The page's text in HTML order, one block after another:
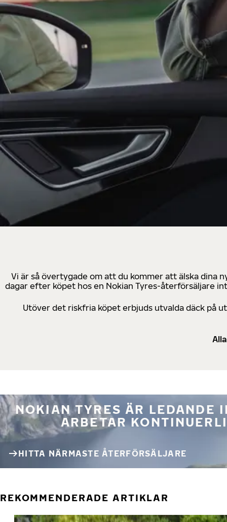
Vi är så övertygade om att du kommer att älska dina
dagar efter köpet hos en Nokian Tyres-återförsäljare
Utöver det riskfria köpet erbjuds utvalda däck på
NOKIAN TYRES ÄR LEDANDE
ARBETAR
HITTA NÄRMASTE ÅTERFÖRSÄLJARE
REKOMMENDERADE ARTIKLAR